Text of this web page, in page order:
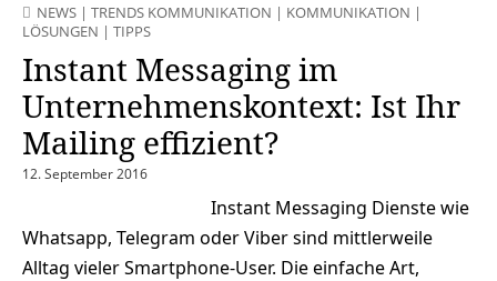
NEWS | TRENDS KOMMUNIKATION | KOMMUNIKATION |
LÖSUNGEN | TIPPS
Instant Messaging im
Unternehmenskontext: Ist Ihr
Mailing effizient?
12. September 2016
Instant Messaging Dienste wie
Whatsapp, Telegram oder Viber sind mittlerweile
Alltag vieler Smartphone-User. Die einfache Art,